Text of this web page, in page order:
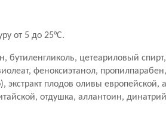
от 5 до 25°С.
бутиленгликоль, цетеариловый
феноксиэтанол,
экстракт плодов оливы европейской,
отдушка, аллантоин,